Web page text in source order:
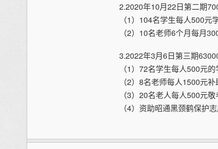
2.​2020年10月22日第二期
（1）104名学生每人500元
（2）10名老师6个月每月
3.2022年3月6​日第三期
（1）72名学生每人500元的
（2）​8名老师每人1500元补
（3）20名老人每人500元敬
（4）资助昭通黑颈鹤保护志